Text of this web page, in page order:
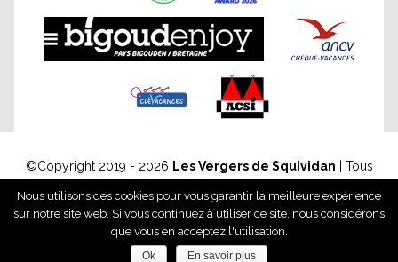
©Copyright 2019 - 2026 Les Vergers de Squividan | Tous
Francecom, Agence digitale
Mentions légales
Gestion des données personnelles
Politique de confidentialité
Nous utilisons des cookies pour vous garantir la meilleure expérience
sur notre site web. Si vous continuez à utiliser ce site, nous considérons
que vous en acceptez l'utilisation.
Ok En savoir plus